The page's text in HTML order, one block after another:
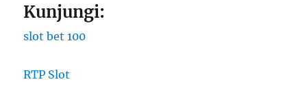
Kunjungi:
slot bet 100
RTP Slot